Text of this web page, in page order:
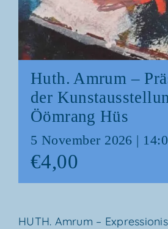
Huth. Amrum –
der
Ööm­rang Hüs
5 Novem­ber 2026 |
€4,00
HUTH. Amrum –